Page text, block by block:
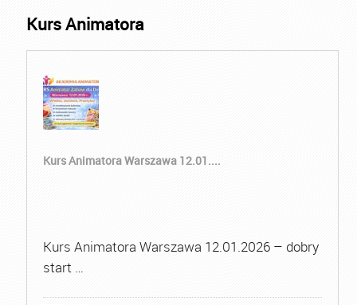
Kurs Animatora
Kurs Animatora Warszawa 12.01....
Kurs Animatora Warszawa 12.01.2026 – dobry
start …